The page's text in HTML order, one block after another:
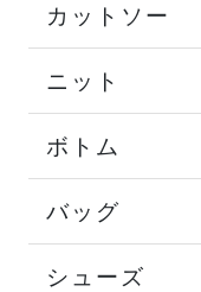
カットソー
ニット
ボトム
バッグ
シューズ